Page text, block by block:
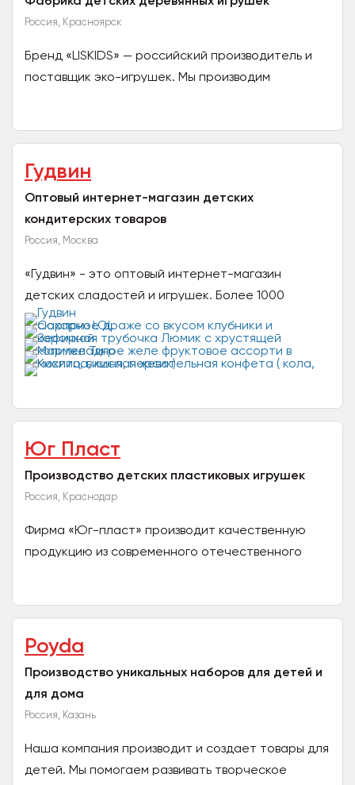
Россия, Красноярск
Бренд «LISKIDS» — российский производитель и
поставщик эко-игрушек. Мы производим
Гудвин
Оптовый интернет-магазин детских
кондитерских товаров
Россия, Москва
«Гудвин» - это оптовый интернет-магазин
детских сладостей и игрушек. Более 1000
наименований детских товаров прикассовой
зоны для вашего бизнеса...
Юг Пласт
Производство детских пластиковых игрушек
Россия, Краснодар
Фирма «Юг-пласт» производит качественную
продукцию из современного отечественного
Poyda
Производство уникальных наборов для детей и
для дома
Россия, Казань
Наша компания производит и создает товары для
детей. Мы помогаем развивать творческое